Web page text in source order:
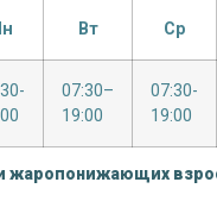
Вт Ср
07:30–
19:00
07:30-
19:00
жаропонижающих